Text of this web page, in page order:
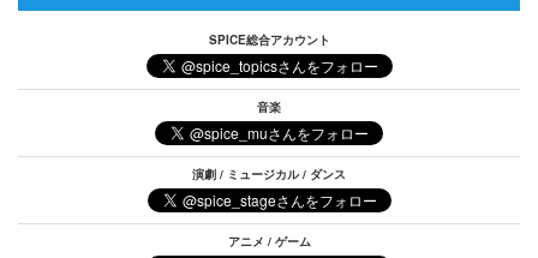
SPICE総合アカウント
音楽
演劇 / ミュージカル / ダンス
アニメ / ゲーム